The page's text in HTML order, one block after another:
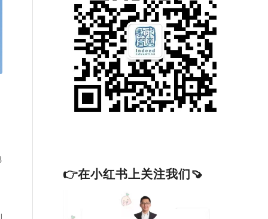
👉在小红书上关注我们🍠